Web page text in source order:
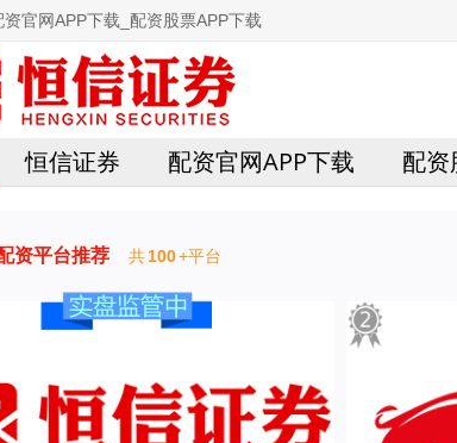
官网APP下载_配资股票APP下载
恒信证券 配资官网APP下载 配资
资平台推荐 共100+平台